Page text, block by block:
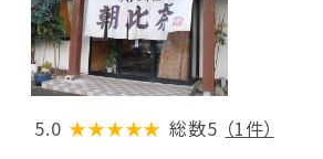
5.0 ★★★★★ 総数5 （1件）